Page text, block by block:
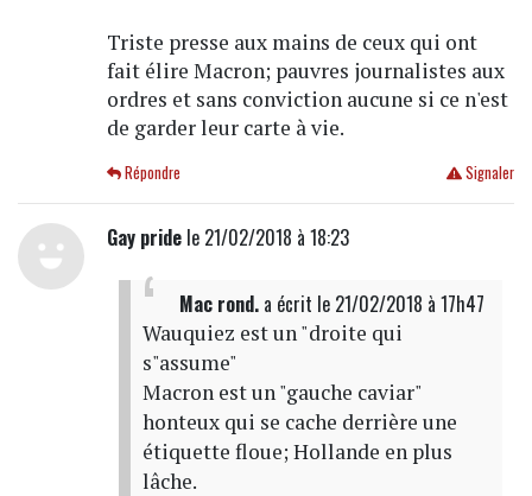
Triste presse aux mains de ceux qui ont
fait élire Macron; pauvres journalistes aux
ordres et sans conviction aucune si ce n'est
de garder leur carte à vie.
Signaler
Répondre
Gay pridele 21/02/2018 à 18:23
Mac rond.a écrit le 21/02/2018 à 17h47
Wauquiez est un "droite qui
s"assume"
Macron est un "gauche caviar"
honteux qui se cache derrière une
étiquette floue; Hollande en plus
lâche.